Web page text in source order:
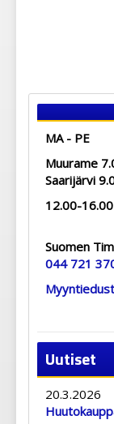
MA - PE
Muurame
Saarijärvi
12.00-16.00
Suomen
044 721
Uutiset
20.3.2026